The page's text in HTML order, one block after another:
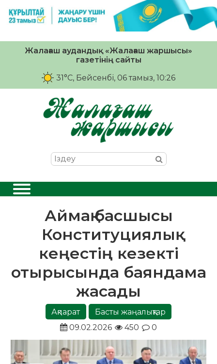
Жалағаш аудандық «Жалағаш жаршысы»
газетінің сайты
31°C, Бейсенбі, 06 тамыз, 10:26
Аймақ басшысы
Конституциялық
кеңестің кезекті
отырысында баяндама
жасады
Ақпарат
Басты жаңалықтар
09.02.2026
450 0